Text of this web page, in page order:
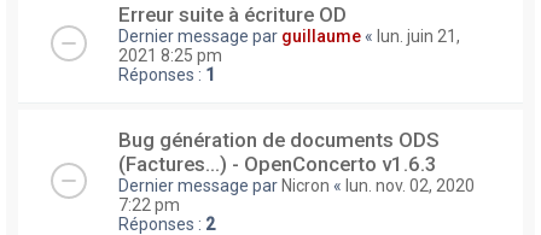
Erreur suite à écriture OD
Dernier message par guillaume « lun. juin 21,
2021 8:25 pm
Réponses : 1
Bug génération de documents ODS
(Factures...) - OpenConcerto v1.6.3
Dernier message parNicron « lun. nov. 02, 2020
7:22 pm
Réponses : 2